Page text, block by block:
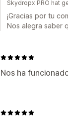
Skydropx PRO hat
¡Gracias por tu
Nos alegra saber
Nos ha